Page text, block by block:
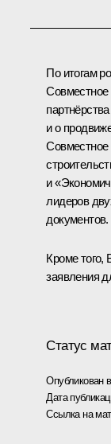
По итогам
Совместное
и о
Совместное
и
лидеров
документов.
Кроме того,
заявления
Статус
Опубликован
Дата
Ссылка на